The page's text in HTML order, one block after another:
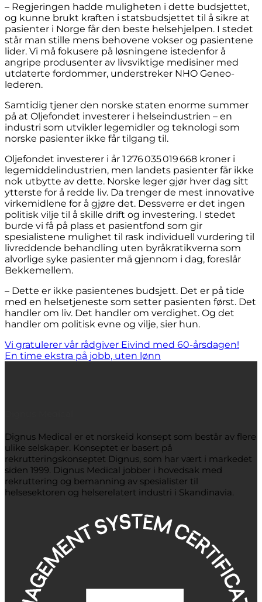
– Regjeringen hadde muligheten i dette budsjettet,
og kunne brukt kraften i statsbudsjettet til å sikre at
pasienter i Norge får den beste helsehjelpen. I stedet
står man stille mens behovene vokser og pasientene
lider. Vi må fokusere på løsningene istedenfor å
angripe produsenter av livsviktige medisiner med
utdaterte fordommer, understreker NHO Geneo-
lederen.
Samtidig tjener den norske staten enorme summer
på at Oljefondet investerer i helseindustrien – en
industri som utvikler legemidler og teknologi som
norske pasienter ikke får tilgang til.
Oljefondet investerer i år 1 276 035 019 668 kroner i
legemiddelindustrien, men landets pasienter får ikke
nok utbytte av dette. Norske leger gjør hver dag sitt
ytterste for å redde liv. Da trenger de mest innovative
virkemidlene for å gjøre det. Dessverre er det ingen
politisk vilje til å skille drift og investering. I stedet
burde vi få på plass et pasientfond som gir
spesialistene mulighet til rask individuell vurdering til
livreddende behandling uten byråkratikverna som
alvorlige syke pasienter må gjennom i dag, foreslår
Bekkemellem.
– Dette er ikke pasientenes budsjett. Det er på tide
med en helsetjeneste som setter pasienten først. Det
handler om liv. Det handler om verdighet. Og det
handler om politisk evne og vilje, sier hun.
Vi gratulerer vår rådgiver Eivind med 60-årsdagen!
En time ekstra på jobb, uten lønn
Dignus Medical er et norskeid konsept som består av flere
ulike selskaper. Konseptet er basert på
rekrutteringskonseptet Dignus, som har vært i markedet
siden 1999. Dignus Medical jobber i hovedsak med
rekruttering og bemanning av spesialister til
helsesektoren og helserelatert industri i Skandinavia.